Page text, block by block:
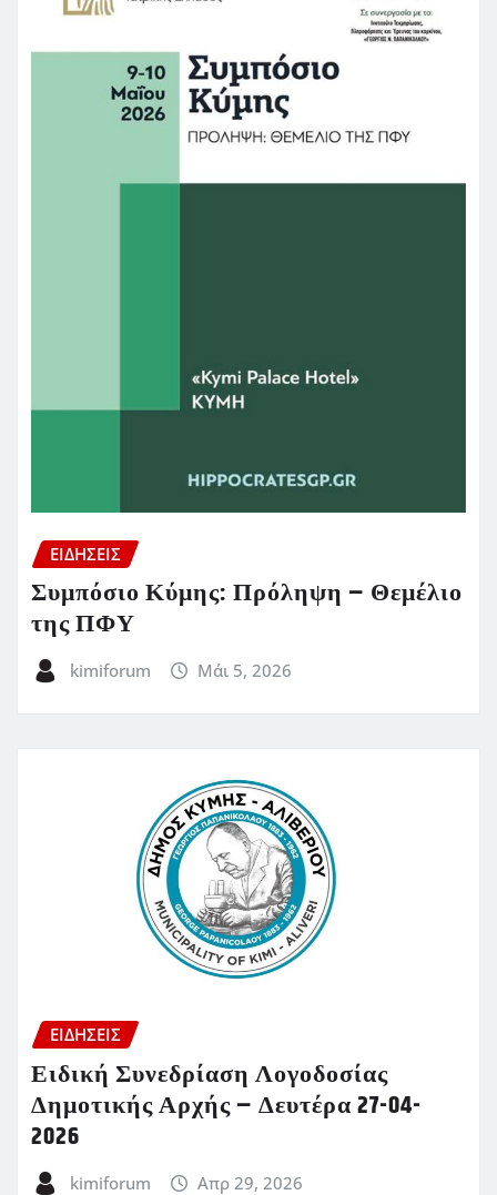
ΕΙΔΗΣΕΙΣ
Συμπόσιο Κύμης: Πρόληψη – Θεμέλιο
της ΠΦΥ
kimiforum Μάι 5, 2026
ΕΙΔΗΣΕΙΣ
Ειδική Συνεδρίαση Λογοδοσίας
Δημοτικής Αρχής – Δευτέρα 27-04-
2026
kimiforum Απρ 29, 2026